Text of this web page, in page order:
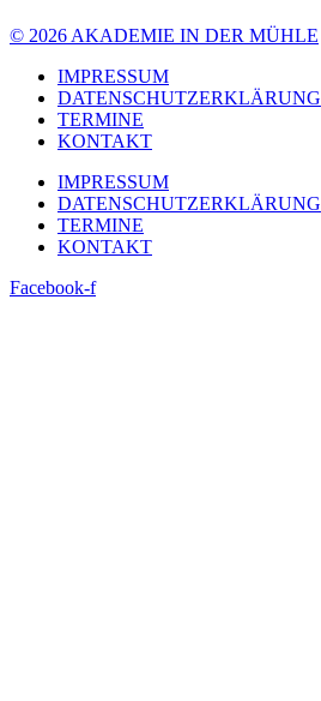
© 2026 AKADEMIE IN DER MÜHLE
IMPRESSUM
DATENSCHUTZERKLÄRUNG
TERMINE
KONTAKT
IMPRESSUM
DATENSCHUTZERKLÄRUNG
TERMINE
KONTAKT
Facebook-f